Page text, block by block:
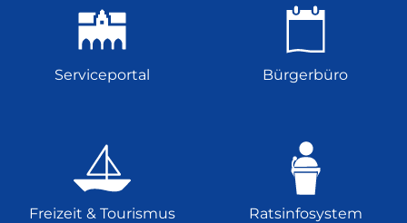
Serviceportal Bürgerbüro
Freizeit & Tourismus Ratsinfosystem